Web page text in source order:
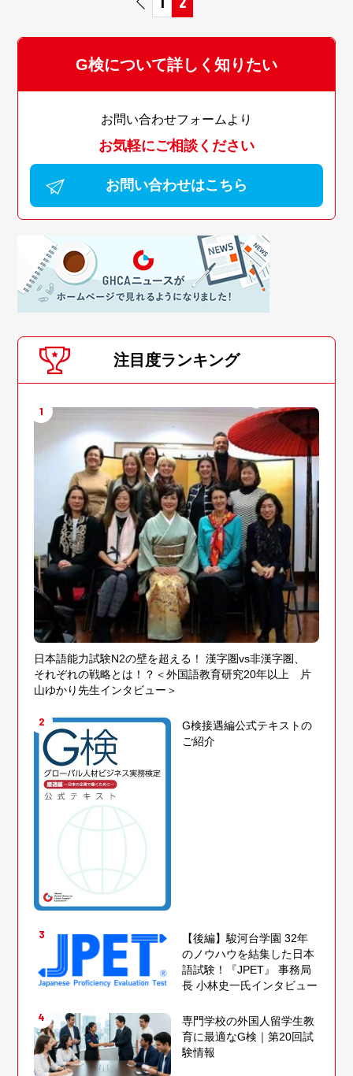
G検について詳しく知りたい
お問い合わせフォームより
お気軽にご相談ください
お問い合わせはこちら
注目度ランキング
1
日本語能力試験N2の壁を超える！ 漢字圏vs非漢字圏、
それぞれの戦略とは！？＜外国語教育研究20年以上 片
山ゆかり先生インタビュー＞
2
G検接遇編公式テキストの
ご紹介
3
【後編】駿河台学園 32年
のノウハウを結集した日本
語試験！『JPET』 事務局
長 小林史一氏インタビュー
4
専門学校の外国人留学生教
育に最適なG検｜第20回試
験情報